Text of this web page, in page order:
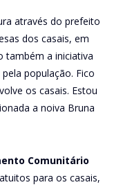
através do prefeito
dos casais, em
também a iniciativa
população. Fico
os casais. Estou
a noiva Bruna
Comunitário
para os casais,